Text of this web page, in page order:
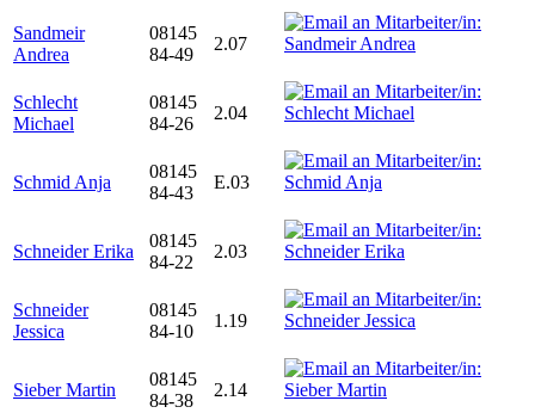
Sandmeir
Andrea
08145
84-49
2.07
Schlecht
Michael
08145
84-26
2.04
Schmid Anja
08145
84-43
E.03
Schneider Erika
08145
84-22
2.03
Schneider
Jessica
08145
84-10
1.19
Sieber Martin
08145
84-38
2.14